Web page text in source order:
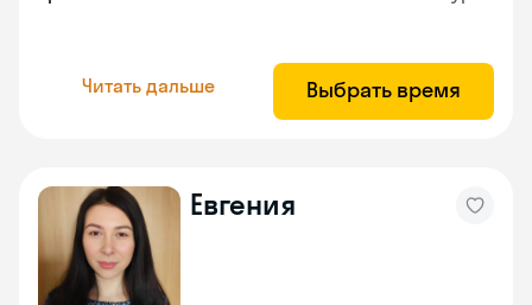
Читать дальше Выбрать время
Евгения